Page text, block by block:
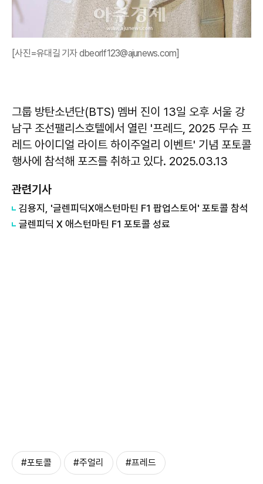
[사진=유대길 기자 dbeorlf123@ajunews.com]
그룹 방탄소년단(BTS) 멤버 진이 13일 오후 서울 강
남구 조선팰리스호텔에서 열린 '프레드, 2025 무슈 프
레드 아이디얼 라이트 하이주얼리 이벤트' 기념 포토콜
행사에 참석해 포즈를 취하고 있다. 2025.03.13
관련기사
김용지, '글렌피딕X애스턴마틴 F1 팝업스토어' 포토콜 참석
글렌피딕 X 애스턴마틴 F1 포토콜 성료
#포토콜 #주얼리 #프레드